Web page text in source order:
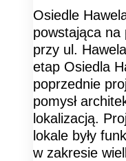
Osiedle
powstająca na
przy ul.
etap Osiedla
poprzednie
pomysł
lokalizacją.
lokale były
w zakresie